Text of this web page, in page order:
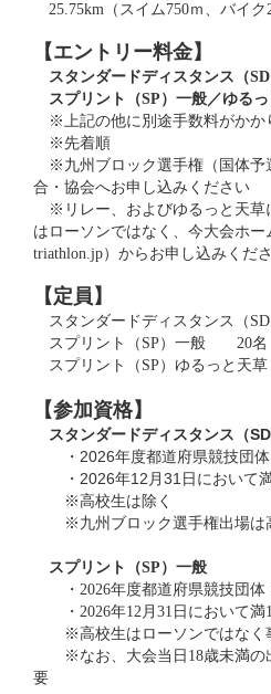
25.75km（スイム750ｍ、バイク
【エントリー料金】
スタンダードディスタンス（
スプリント（SP）一般／ゆる
※上記の他に別途手数料がかか
※先着順
※九州ブロック選手権（国体予
合・協会へお申し込みください
※リレー、およびゆるっと天草
はローソンではなく、今大会ホー
triathlon.jp）からお申し込みくだ
【定員】
スタンダードディスタンス（
スプリント（SP）一般 20名
スプリント（SP）ゆるっと
【参加資格】
スタンダードディスタンス（
・2026年度都道府県競技団体
・2026年12月31日において
※高校生は除く
※九州ブロック選手権出場は
スプリント（SP）一般
・2026年度都道府県競技団体
・2026年12月31日において満
※高校生はローソンではな
※なお、大会当日18歳未満の
要